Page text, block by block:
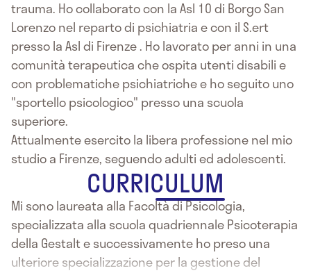
trauma. Ho collaborato con la Asl 10 di Borgo San
Lorenzo nel reparto di psichiatria e con il S.ert
presso la Asl di Firenze . Ho lavorato per anni in una
comunità terapeutica che ospita utenti disabili e
con problematiche psichiatriche e ho seguito uno
"sportello psicologico" presso una scuola
superiore.
Attualmente esercito la libera professione nel mio
studio a Firenze, seguendo adulti ed adolescenti.
CURRICULUM
Mi sono laureata alla Facoltà di Psicologia,
specializzata alla scuola quadriennale Psicoterapia
della Gestalt e successivamente ho preso una
ulteriore specializzazione per la gestione del